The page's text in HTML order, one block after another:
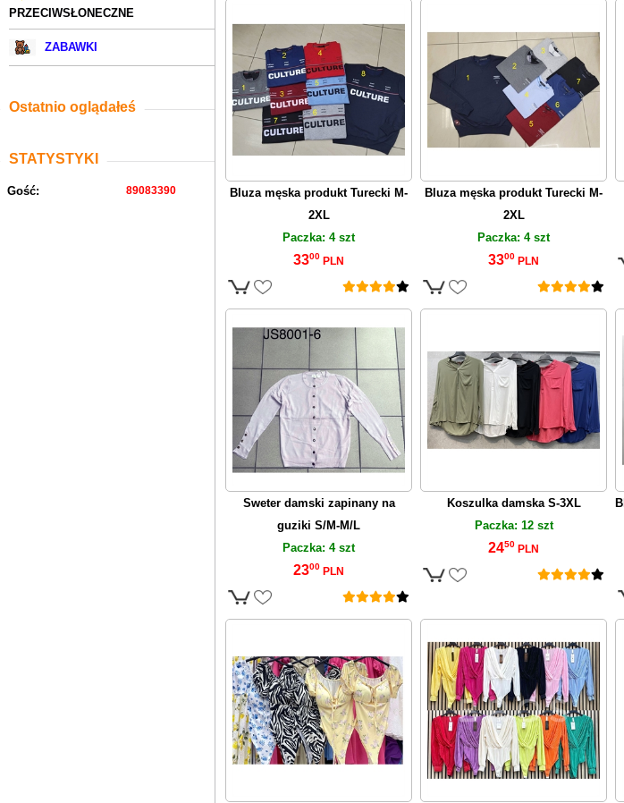
PRZECIWSŁONECZNE
ZABAWKI
Ostatnio oglądałeś
STATYSTYKI
Gość: 89083390
Bluza męska produkt Turecki M-
2XL
Paczka: 4 szt
3300 PLN
Bluza męska produkt Turecki M-
2XL
Paczka: 4 szt
3300 PLN
Sweter damski zapinany na
guziki S/M-M/L
Paczka: 4 szt
2300 PLN
Koszulka damska S-3XL
Paczka: 12 szt
2450 PLN